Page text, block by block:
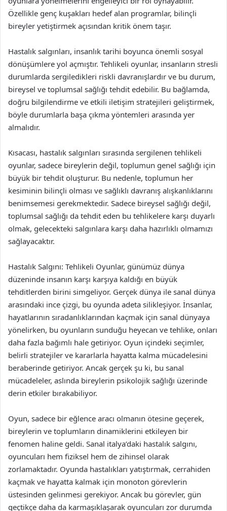
Özellikle genç kuşakları hedef alan programlar, bilinçli
bireyler yetiştirmek açısından kritik önem taşır.
Hastalık salgınları, insanlık tarihi boyunca önemli sosyal
dönüşümlere yol açmıştır. Tehlikeli oyunlar, insanların stresli
durumlarda sergiledikleri riskli davranışlardır ve bu durum,
bireysel ve toplumsal sağlığı tehdit edebilir. Bu bağlamda,
doğru bilgilendirme ve etkili iletişim stratejileri geliştirmek,
böyle durumlarla başa çıkma yöntemleri arasında yer
almalıdır.
Kısacası, hastalık salgınları sırasında sergilenen tehlikeli
oyunlar, sadece bireylerin değil, toplumun genel sağlığı için
büyük bir tehdit oluşturur. Bu nedenle, toplumun her
kesiminin bilinçli olması ve sağlıklı davranış alışkanlıklarını
benimsemesi gerekmektedir. Sadece bireysel sağlığı değil,
toplumsal sağlığı da tehdit eden bu tehlikelere karşı duyarlı
olmak, gelecekteki salgınlara karşı daha hazırlıklı olmamızı
sağlayacaktır.
Hastalık Salgını: Tehlikeli Oyunlar, günümüz dünya
düzeninde insanın karşı karşıya kaldığı en büyük
tehditlerden birini simgeliyor. Gerçek dünya ile sanal dünya
arasındaki ince çizgi, bu oyunda adeta silikleşiyor. İnsanlar,
hayatlarının sıradanlıklarından kaçmak için sanal dünyaya
yönelirken, bu oyunların sunduğu heyecan ve tehlike, onları
daha fazla bağımlı hale getiriyor. Oyun içindeki seçimler,
belirli stratejiler ve kararlarla hayatta kalma mücadelesini
beraberinde getiriyor. Ancak gerçek şu ki, bu sanal
mücadeleler, aslında bireylerin psikolojik sağlığı üzerinde
derin etkiler bırakabiliyor.
Oyun, sadece bir eğlence aracı olmanın ötesine geçerek,
bireylerin ve toplumların dinamiklerini etkileyen bir
fenomen haline geldi. Sanal italya’daki hastalık salgını,
oyuncuları hem fiziksel hem de zihinsel olarak
zorlamaktadır. Oyunda hastalıkları yatıştırmak, cerrahiden
kaçmak ve hayatta kalmak için monoton görevlerin
üstesinden gelinmesi gerekiyor. Ancak bu görevler, gün
geçtikçe daha da karmaşıklaşarak oyuncuları zor durumda